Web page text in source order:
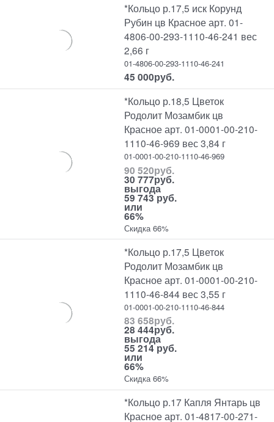
*Кольцо р.17,5 иск Корунд
Рубин цв Красное арт. 01-
4806-00-293-1110-46-241 вес
2,66 г
01-4806-00-293-1110-46-241
45 000руб.
*Кольцо р.18,5 Цветок
Родолит Мозамбик цв
Красное арт. 01-0001-00-210-
1110-46-969 вес 3,84 г
01-0001-00-210-1110-46-969
90 520руб.
30 777руб.
выгода
59 743 руб.
или
66%
Скидка 66%
*Кольцо р.17,5 Цветок
Родолит Мозамбик цв
Красное арт. 01-0001-00-210-
1110-46-844 вес 3,55 г
01-0001-00-210-1110-46-844
83 658руб.
28 444руб.
выгода
55 214 руб.
или
66%
Скидка 66%
*Кольцо р.17 Капля Янтарь цв
Красное арт. 01-4817-00-271-